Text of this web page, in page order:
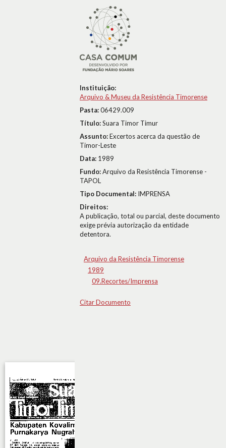
Instituição:
Arquivo & Museu da Resistência Timorense
Pasta:06429.009
Título:Suara Timor Timur
Assunto:Excertos acerca da questão de
Timor-Leste
Data: 1989
Fundo:Arquivo da Resistência Timorense -
TAPOL
Tipo Documental: IMPRENSA
Direitos:
A publicação, total ou parcial, deste documento
exige prévia autorização da entidade
detentora.
Arquivo da Resistência Timorense
1989
09.Recortes/Imprensa
Citar Documento